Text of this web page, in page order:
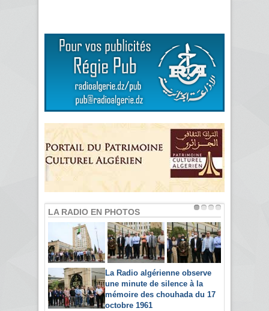
LA RADIO EN PHOTOS
La Radio algérienne observe
une minute de silence à la
mémoire des chouhada du 17
octobre 1961